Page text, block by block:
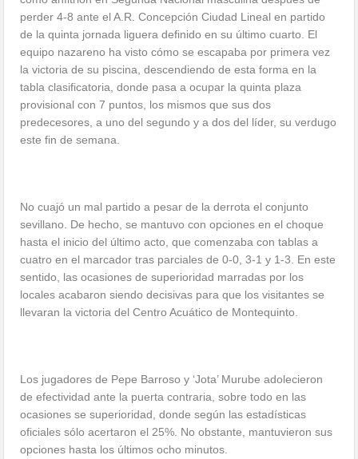
perder 4-8 ante el A.R. Concepción Ciudad Lineal en partido
de la quinta jornada liguera definido en su último cuarto. El
equipo nazareno ha visto cómo se escapaba por primera vez
la victoria de su piscina, descendiendo de esta forma en la
tabla clasificatoria, donde pasa a ocupar la quinta plaza
provisional con 7 puntos, los mismos que sus dos
predecesores, a uno del segundo y a dos del líder, su verdugo
este fin de semana.
No cuajó un mal partido a pesar de la derrota el conjunto
sevillano. De hecho, se mantuvo con opciones en el choque
hasta el inicio del último acto, que comenzaba con tablas a
cuatro en el marcador tras parciales de 0-0, 3-1 y 1-3. En este
sentido, las ocasiones de superioridad marradas por los
locales acabaron siendo decisivas para que los visitantes se
llevaran la victoria del Centro Acuático de Montequinto.
Los jugadores de Pepe Barroso y ‘Jota’ Murube adolecieron
de efectividad ante la puerta contraria, sobre todo en las
ocasiones se superioridad, donde según las estadísticas
oficiales sólo acertaron el 25%. No obstante, mantuvieron sus
opciones hasta los últimos ocho minutos.